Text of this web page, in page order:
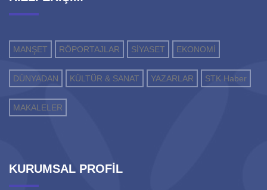
MANŞET RÖPORTAJLAR SİYASET EKONOMİ
DÜNYADAN KÜLTÜR & SANAT YAZARLAR STK Haber
MAKALELER
KURUMSAL PROFİL